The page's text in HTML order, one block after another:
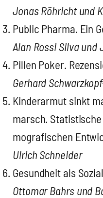
Jonas Röh­richt und
Public Phar­ma. Ein
Alan Ros­si Sil­va und
Pil­len Poker.
Ger­hard
Kin­der­ar­mut sinkt
marsch.
mo­gra­fi­schen
Ulrich Schnei­der
Gesund­heit als
Otto­mar Bahrs und